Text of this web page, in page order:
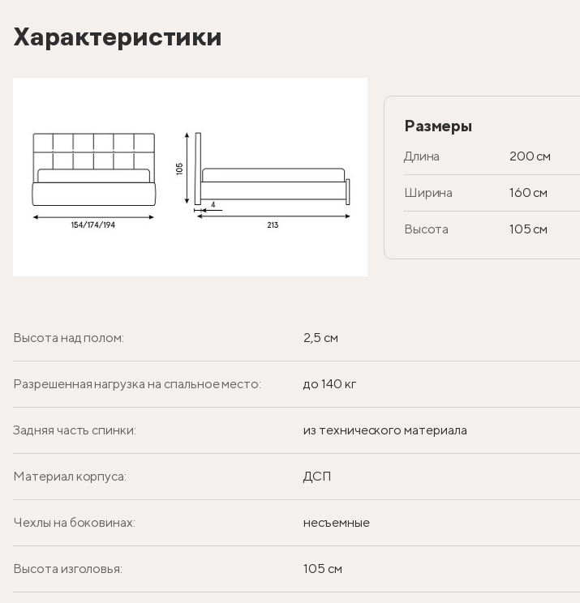
Характеристики
Размеры
Длина 200 см
Ширина 160 см
Высота 105 см
Высота над полом: 2,5 см
Разрешенная нагрузка на спальное место: до 140 кг
Задняя часть спинки: из технического материала
Материал корпуса: ДСП
Чехлы на боковинах: несъемные
Высота изголовья: 105 см